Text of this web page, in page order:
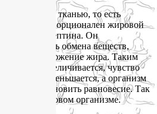
жировой тканью, то есть
в крови пропорционален жировой
больше лептина. Он
скорость обмена веществ,
сокращая отложение жира. Таким
ткани увеличивается, чувство
лептину, уменьшается, а организм
восстановить равновесие. Так
в здоровом организме.